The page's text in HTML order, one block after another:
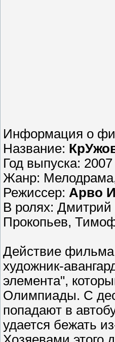
Информация о
Название:
Год выпуска: 2007
Жанр:
Режиссер: Арво
В ролях:
Прокопьев,
Действие фильма
художник-
элемента",
Олимпиады. С
попадают в
удается бежать